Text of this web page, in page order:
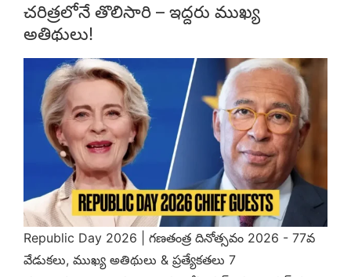
చరిత్రలోనే తొలిసారి – ఇద్దరు ముఖ్య
అతిథులు!
Republic Day 2026 | గణతంత్ర దినోత్సవం 2026 - 77వ
వేడుకలు, ముఖ్య అతిథులు & ప్రత్యేకతలు 7